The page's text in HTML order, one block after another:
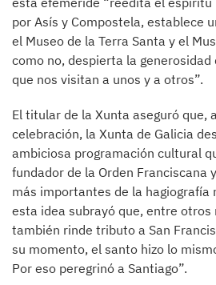
por Asís y Compostela, establece
el Museo de la Terra Santa y el
como no, despierta la generosidad
que nos visitan a unos y a otros”.
El titular de la Xunta aseguró que,
celebración, la Xunta de Galicia
ambiciosa programación cultural
fundador de la Orden Franciscana
más importantes de la hagiografía
esta idea subrayó que, entre otros
también rinde tributo a San
su momento, el santo hizo lo
Por eso peregrinó a Santiago”.